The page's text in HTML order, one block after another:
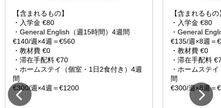
【含まれるもの】
・入学金 €80
・General English（週15時間）4週間
€140/週×4週＝€560
・教材費 €0
・滞在手配料 €70
・ホームステイ（個室・1日2食付き）4週
間
€300/週×4週＝€1200
【含まれるもの
・入学金 €80
・General
€135/週×8週＝
・教材費 €0
・滞在手配料
・ホームステ
間
€300/週×8週＝